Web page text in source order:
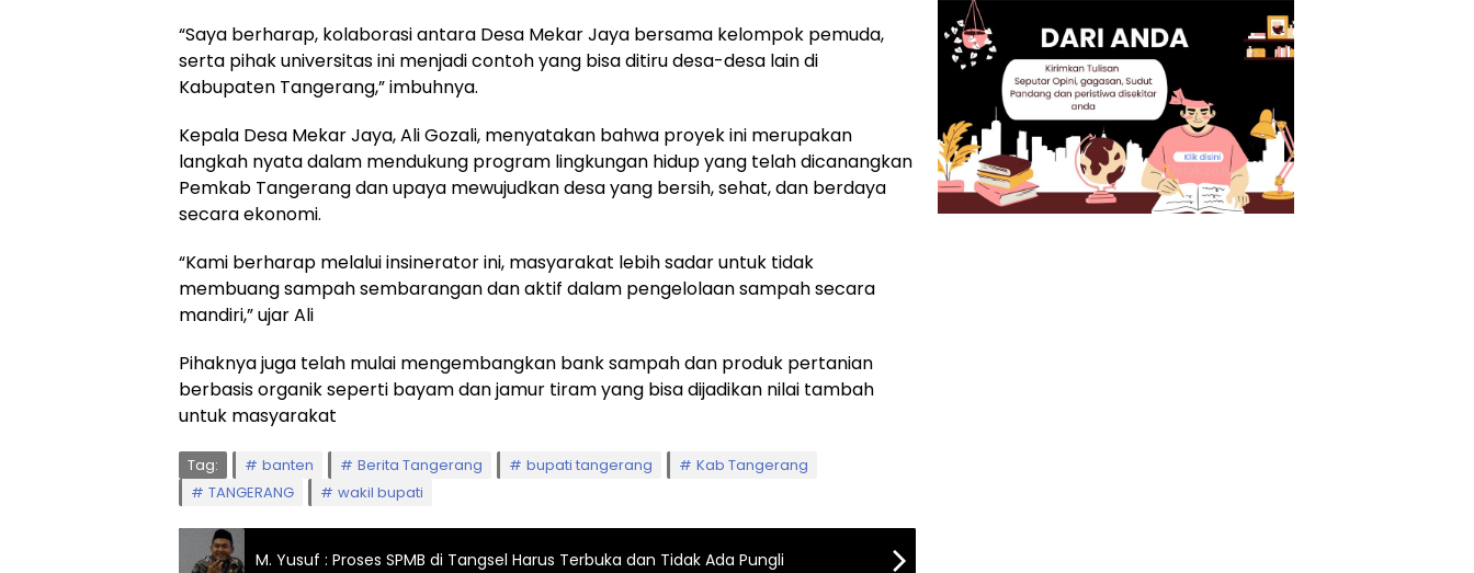
“Saya berharap, kolaborasi antara Desa Mekar Jaya bersama kelompok pemuda,
serta pihak universitas ini menjadi contoh yang bisa ditiru desa-desa lain di
Kabupaten Tangerang,” imbuhnya.
Kepala Desa Mekar Jaya, Ali Gozali, menyatakan bahwa proyek ini merupakan
langkah nyata dalam mendukung program lingkungan hidup yang telah dicanangkan
Pemkab Tangerang dan upaya mewujudkan desa yang bersih, sehat, dan berdaya
secara ekonomi.
“Kami berharap melalui insinerator ini, masyarakat lebih sadar untuk tidak
membuang sampah sembarangan dan aktif dalam pengelolaan sampah secara
mandiri,” ujar Ali
Pihaknya juga telah mulai mengembangkan bank sampah dan produk pertanian
berbasis organik seperti bayam dan jamur tiram yang bisa dijadikan nilai tambah
untuk masyarakat
Tag: banten Berita Tangerang bupati tangerang
Kab Tangerang
TANGERANG
wakil bupati
M. Yusuf : Proses SPMB di Tangsel Harus Terbuka dan Tidak Ada Pungli